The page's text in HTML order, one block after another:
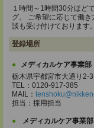
１時間～1時間30分ほど
グ。 ご希望に応じて働
談も受け付けております。
登録場所
メディカルケア事業
栃木県宇都宮市大通り
TEL：0120-917-385
MAIL：
担当：採用担当
メディカルケア事業